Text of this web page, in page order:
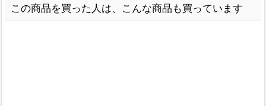
この商品を買った人は、こんな商品も買っています